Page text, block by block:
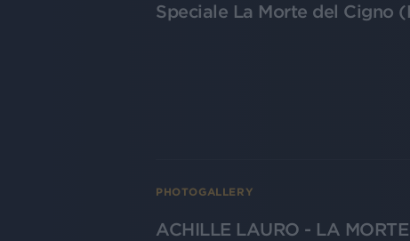
Speciale La Morte del Cigno
PHOTOGALLERY
ACHILLE LAURO - LA